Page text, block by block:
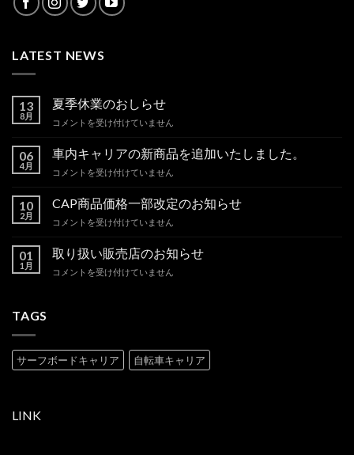
LATEST NEWS
13
8月
夏季休業のおしらせ
夏
休
業
の
し
せ
コメントを受け付けていません
06
4月
車内キャリアの新商品を追加いたしました。
車
キ
リ
の
商
た
し
コメントを受け付けていません
10
2月
CAP商品価格一部改定のお知らせ
CAP
品
価
格
お
知
コメントを受け付けていません
01
1月
取り扱い販売店のお知らせ
取
店
の
コメントを受け付けていません
TAGS
サーフボードキャリア 自転車キャリア
LINK